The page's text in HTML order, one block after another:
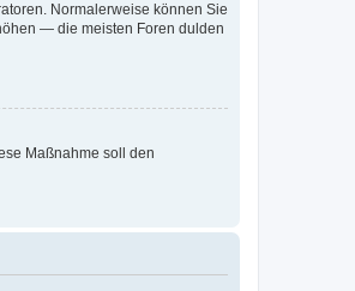
Normalerweise können Sie
— die meisten Foren dulden
Maßnahme soll den